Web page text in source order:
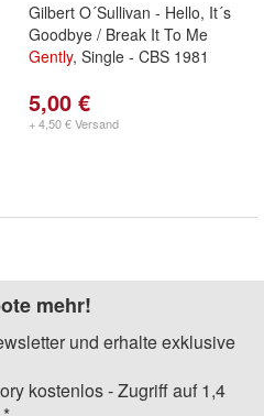
Gilbert O´Sullivan - Hello, It´s
Goodbye / Break It To Me
Gently, Single - CBS 1981
5,00 €
+ 4,50 € Versand
mehr!
und erhalte exklusive
kostenlos - Zugriff auf 1,4